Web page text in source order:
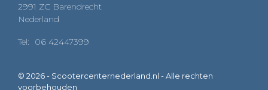
2991 ZC Barendrecht
Nederland
Tel: 06 42447399
© 2026 - Scootercenternederland.nl - Alle rechten
voorbehouden